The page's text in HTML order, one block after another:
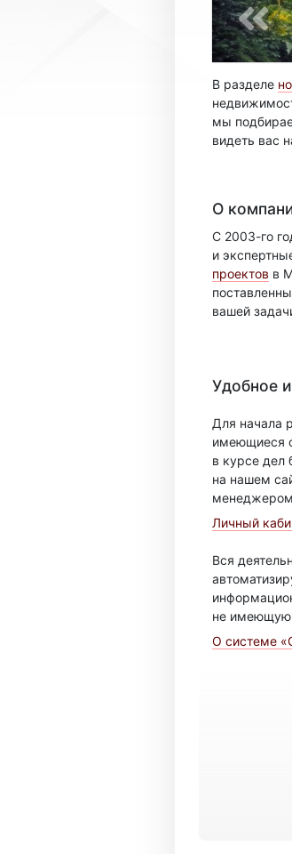
В разделе
мы
видеть вас
О
С 2003-го
и
проектов в
вашей
Удобное
Для начала
имеющиеся
в курсе дел
на нашем
Личный
Вся
не имеющую
О системе